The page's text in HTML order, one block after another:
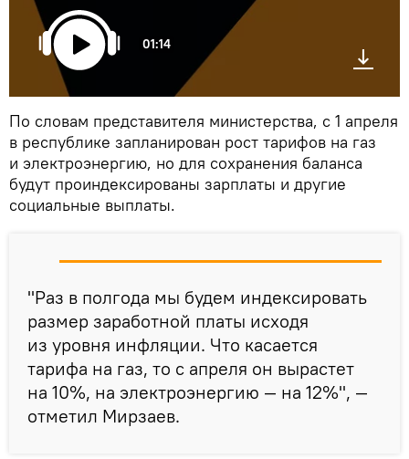
01:14
По словам представителя министерства, с 1 апреля
в республике запланирован рост тарифов на газ
и электроэнергию, но для сохранения баланса
будут проиндексированы зарплаты и другие
социальные выплаты.
"Раз в полгода мы будем индексировать
размер заработной платы исходя
из уровня инфляции. Что касается
тарифа на газ, то с апреля он вырастет
на 10%, на электроэнергию — на 12%", —
отметил Мирзаев.